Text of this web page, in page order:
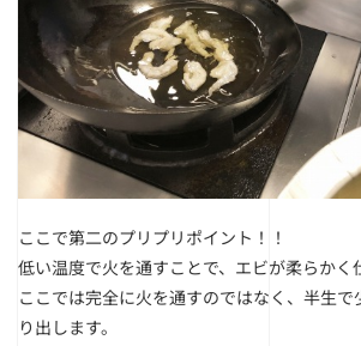
ここで第二のプリプリポイント！！
低い温度で火を通すことで、エビが柔らかく
ここでは完全に火を通すのではなく、半生
り出します。